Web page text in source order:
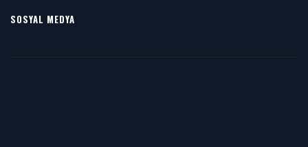
SOSYAL MEDYA